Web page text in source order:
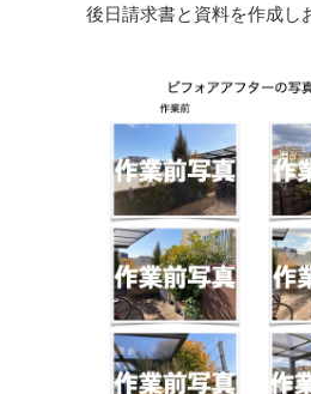
後日請求書と資料を作成し